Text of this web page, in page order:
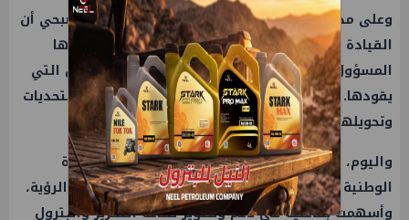
وعلى مدار مسيرته الطويلة، أثبت المهندس محمد صبحي أن
القيادة الحقيقية لا تقاس بعدد المناصب التي يشغلها
المسؤول، بل بحجم الأثر الذي يتركه في مواقع العمل التي
يقودها. لذلك بات اسمه مرتبطاً بالقدرة على إدارة التحديات
وتحويلها إلى فرص للنجاح والتطوير.
واليوم، تمثل مسيرته المهنية نموذجاً مشرفاً للقيادة
الوطنية المتخصصة، التي جمعت بين العلم والخبرة والرؤية،
وأسهمت بفاعلية في دعم وتطوير صناعة التكرير والبترول